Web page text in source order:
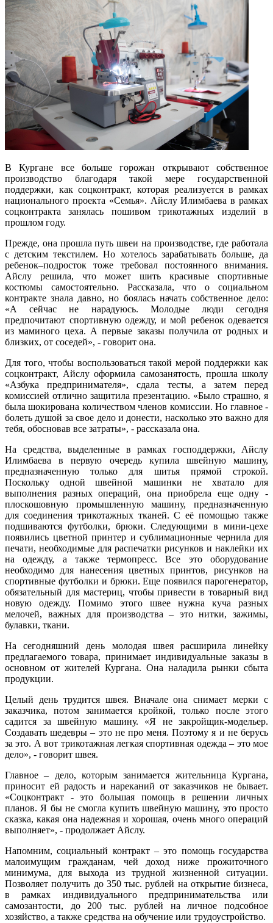
В Кургане все больше горожан открывают собственное
производство благодаря такой мере государственной
поддержки, как соцконтракт, которая реализуется в рамках
национального проекта «Семья». Айслу Илимбаева в рамках
соцконтракта занялась пошивом трикотажных изделий в
прошлом году.
Прежде, она прошла путь швеи на производстве, где работала
с детским текстилем. Но хотелось зарабатывать больше, да
ребенок–подросток тоже требовал постоянного внимания.
Айслу решила, что может шить красивые спортивные
костюмы самостоятельно. Рассказала, что о социальном
контракте знала давно, но боялась начать собственное дело:
«А сейчас не нарадуюсь. Молодые люди сегодня
предпочитают спортивную одежду, и мой ребенок одевается
из маминого цеха. А первые заказы получила от родных и
близких, от соседей», - говорит она.
Для того, чтобы воспользоваться такой мерой поддержки как
соцконтракт, Айслу оформила самозанятость, прошла школу
«Азбука предпринимателя», сдала тесты, а затем перед
комиссией отлично защитила презентацию. «Было страшно, я
была шокирована количеством членов комиссии. Но главное -
болеть душой за свое дело и донести, насколько это важно для
тебя, обосновав все затраты», - рассказала она.
На средства, выделенные в рамках господдержки, Айслу
Илимбаева в первую очередь купила швейную машину,
предназначенную только для шитья прямой строкой.
Поскольку одной швейной машинки не хватало для
выполнения разных операций, она приобрела еще одну -
плоскошовную промышленную машину, предназначенную
для соединения трикотажных тканей. С её помощью также
подшиваются футболки, брюки. Следующими в мини-цехе
появились цветной принтер и сублимационные чернила для
печати, необходимые для распечатки рисунков и наклейки их
на одежду, а также термопресс. Все это оборудование
необходимо для нанесения цветных принтов, рисунков на
спортивные футболки и брюки. Еще появился парогенератор,
обязательный для мастериц, чтобы привести в товарный вид
новую одежду. Помимо этого швее нужна куча разных
мелочей, важных для производства – это нитки, зажимы,
булавки, ткани.
На сегодняшний день молодая швея расширила линейку
предлагаемого товара, принимает индивидуальные заказы в
основном от жителей Кургана. Она наладила рынки сбыта
продукции.
Целый день трудится швея. Вначале она снимает мерки с
заказчика, потом занимается кройкой, только после этого
садится за швейную машину. «Я не закройщик-модельер.
Cоздавать шедевры – это не про меня. Поэтому я и не берусь
за это. А вот трикотажная легкая спортивная одежда – это мое
дело», - говорит швея.
Главное – дело, которым занимается жительница Кургана,
приносит ей радость и нареканий от заказчиков не бывает.
«Соцконтракт - это большая помощь в решении личных
планов. Я бы не смогла купить швейную машину, это просто
сказка, какая она надежная и хорошая, очень много операций
выполняет», - продолжает Айслу.
Напомним, социальный контракт – это помощь государства
малоимущим гражданам, чей доход ниже прожиточного
минимума, для выхода из трудной жизненной ситуации.
Позволяет получить до 350 тыс. рублей на открытие бизнеса,
в рамках индивидуального предпринимательства или
самозантости, до 200 тыс. рублей на личное подсобное
хозяйство, а также средства на обучение или трудоустройство.